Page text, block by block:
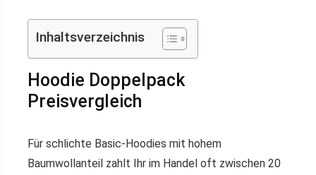
Inhaltsverzeichnis
Hoodie Doppelpack
Preisvergleich
Für schlichte Basic-Hoodies mit hohem
Baumwollanteil zahlt Ihr im Handel oft zwischen 20